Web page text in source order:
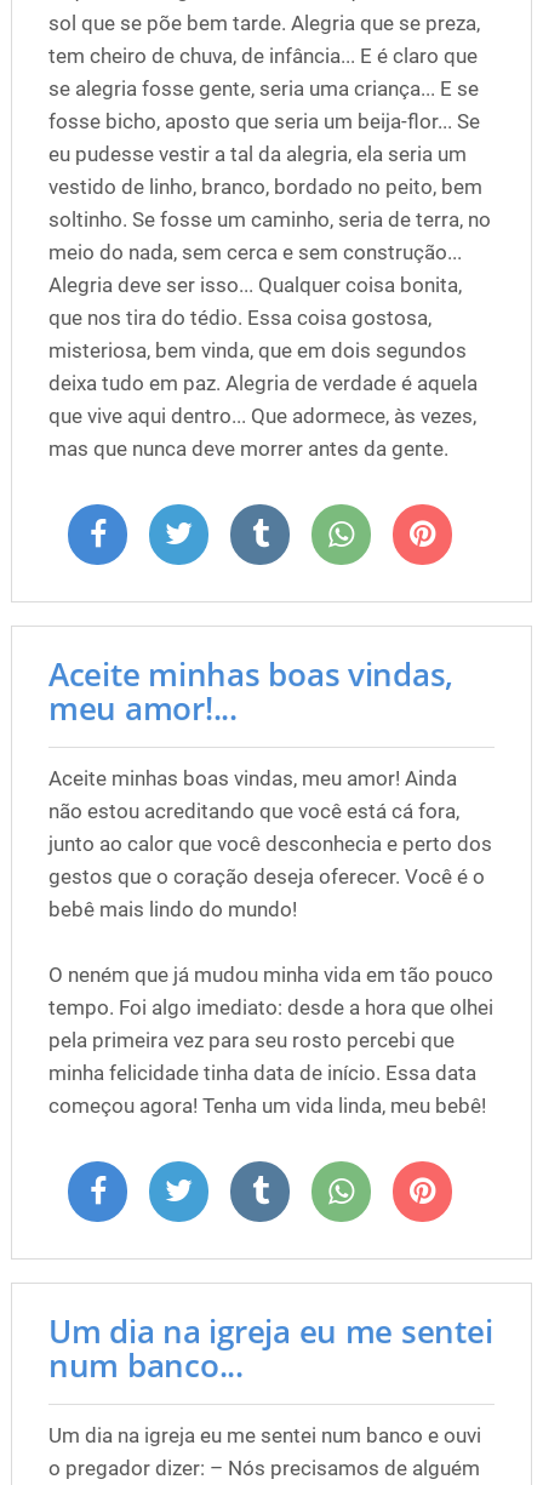
sol que se põe bem tarde. Alegria que se preza,
tem cheiro de chuva, de infância... E é claro que
se alegria fosse gente, seria uma criança... E se
fosse bicho, aposto que seria um beija-flor... Se
eu pudesse vestir a tal da alegria, ela seria um
vestido de linho, branco, bordado no peito, bem
soltinho. Se fosse um caminho, seria de terra, no
meio do nada, sem cerca e sem construção...
Alegria deve ser isso... Qualquer coisa bonita,
que nos tira do tédio. Essa coisa gostosa,
misteriosa, bem vinda, que em dois segundos
deixa tudo em paz. Alegria de verdade é aquela
que vive aqui dentro... Que adormece, às vezes,
mas que nunca deve morrer antes da gente.
Aceite minhas boas vindas,
meu amor!...
Aceite minhas boas vindas, meu amor! Ainda
não estou acreditando que você está cá fora,
junto ao calor que você desconhecia e perto dos
gestos que o coração deseja oferecer. Você é o
bebê mais lindo do mundo!
O neném que já mudou minha vida em tão pouco
tempo. Foi algo imediato: desde a hora que olhei
pela primeira vez para seu rosto percebi que
minha felicidade tinha data de início. Essa data
começou agora! Tenha um vida linda, meu bebê!
Um dia na igreja eu me sentei
num banco...
Um dia na igreja eu me sentei num banco e ouvi
o pregador dizer: – Nós precisamos de alguém